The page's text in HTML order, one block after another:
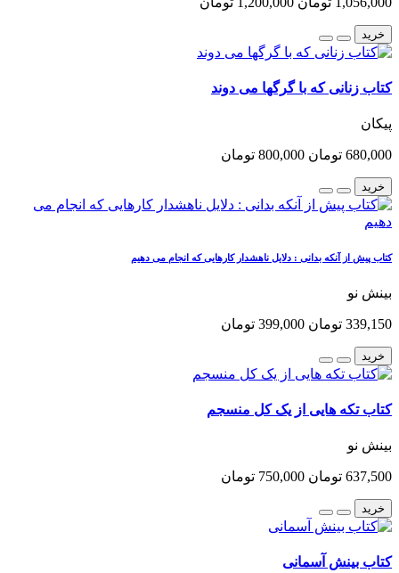
خرید
کتاب زنانی که با گرگها می دوند
پیکان
680,000 تومان 800,000 تومان
خرید
کتاب پیش از آنکه بدانی : دلایل ناهشدار کارهایی که انجام می دهیم
بینش نو
339,150 تومان 399,000 تومان
خرید
کتاب تکه هایی از یک کل منسجم
بینش نو
637,500 تومان 750,000 تومان
خرید
کتاب بینش آسمانی